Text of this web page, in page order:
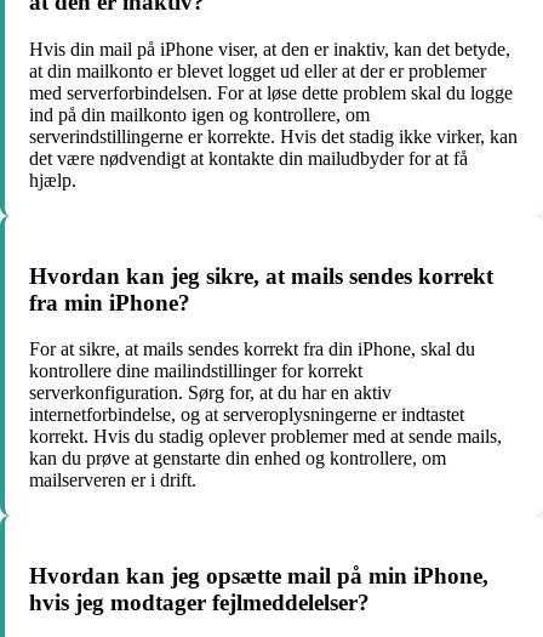
Hvis din mail på iPhone viser, at den er inaktiv, kan det betyde,
at din mailkonto er blevet logget ud eller at der er problemer
med serverforbindelsen. For at løse dette problem skal du logge
ind på din mailkonto igen og kontrollere, om
serverindstillingerne er korrekte. Hvis det stadig ikke virker, kan
det være nødvendigt at kontakte din mailudbyder for at få
hjælp.
Hvordan kan jeg sikre, at mails sendes korrekt
fra min iPhone?
For at sikre, at mails sendes korrekt fra din iPhone, skal du
kontrollere dine mailindstillinger for korrekt
serverkonfiguration. Sørg for, at du har en aktiv
internetforbindelse, og at serveroplysningerne er indtastet
korrekt. Hvis du stadig oplever problemer med at sende mails,
kan du prøve at genstarte din enhed og kontrollere, om
mailserveren er i drift.
Hvordan kan jeg opsætte mail på min iPhone,
hvis jeg modtager fejlmeddelelser?